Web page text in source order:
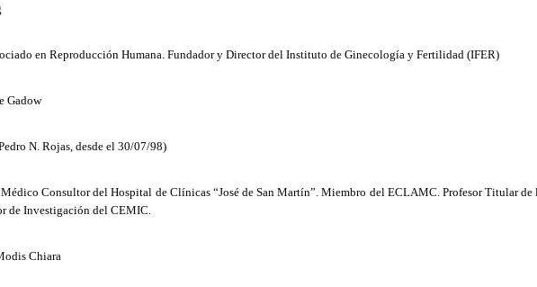
en Reproducción Humana. Fundador y Director del Instituto de Ginecología y Fertilidad (IFER)
Gadow
N. Rojas, desde el 30/07/98)
Consultor del Hospital de Clínicas “José de San Martín”. Miembro del ECLAMC. Profesor Titular de
de Investigación del CEMIC.
Chiara